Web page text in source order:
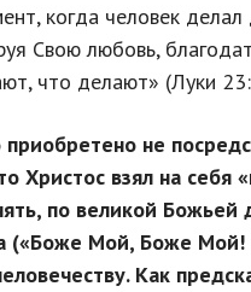
когда человек
Свою любовь,
что делают» (Луки
не
Христос взял на
по великой
(«Боже Мой, Боже
Как